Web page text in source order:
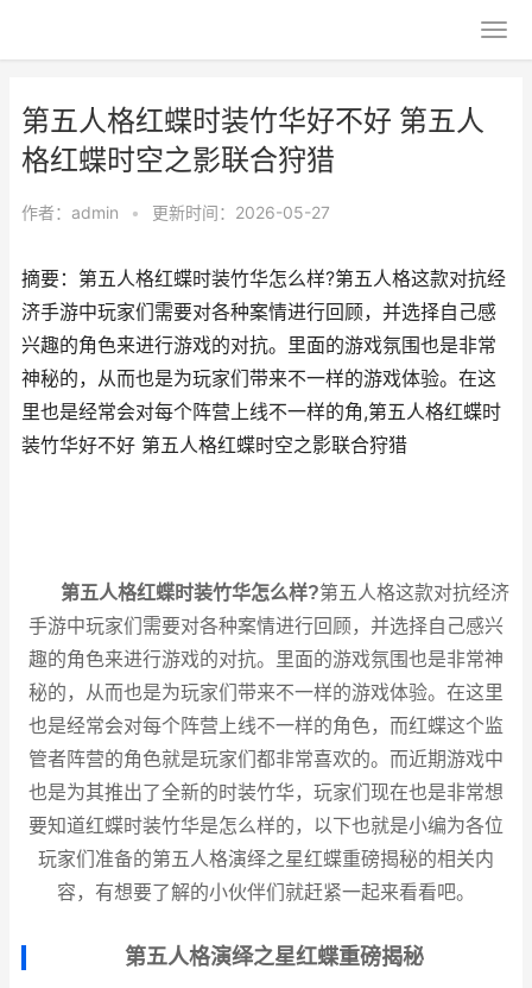
第五人格红蝶时装竹华好不好 第五人
格红蝶时空之影联合狩猎
作者： admin • 更新时间：2026-05-27
摘要：第五人格红蝶时装竹华怎么样?第五人格这款对抗经
济手游中玩家们需要对各种案情进行回顾，并选择自己感
兴趣的角色来进行游戏的对抗。里面的游戏氛围也是非常
神秘的，从而也是为玩家们带来不一样的游戏体验。在这
里也是经常会对每个阵营上线不一样的角,第五人格红蝶时
装竹华好不好 第五人格红蝶时空之影联合狩猎
第五人格红蝶时装竹华怎么样?第五人格这款对抗经济
手游中玩家们需要对各种案情进行回顾，并选择自己感兴
趣的角色来进行游戏的对抗。里面的游戏氛围也是非常神
秘的，从而也是为玩家们带来不一样的游戏体验。在这里
也是经常会对每个阵营上线不一样的角色，而红蝶这个监
管者阵营的角色就是玩家们都非常喜欢的。而近期游戏中
也是为其推出了全新的时装竹华，玩家们现在也是非常想
要知道红蝶时装竹华是怎么样的，以下也就是小编为各位
玩家们准备的第五人格演绎之星红蝶重磅揭秘的相关内
容，有想要了解的小伙伴们就赶紧一起来看看吧。
第五人格演绎之星红蝶重磅揭秘